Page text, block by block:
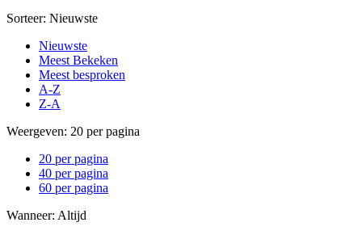
Sorteer: Nieuwste
Nieuwste
Meest Bekeken
Meest besproken
A-Z
Z-A
Weergeven: 20 per pagina
20 per pagina
40 per pagina
60 per pagina
Wanneer: Altijd